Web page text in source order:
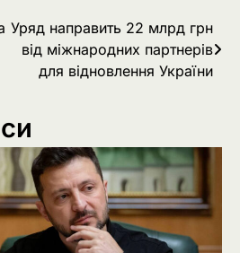
Уряд направить 22 млрд грн
від міжнародних партнерів
для відновлення України